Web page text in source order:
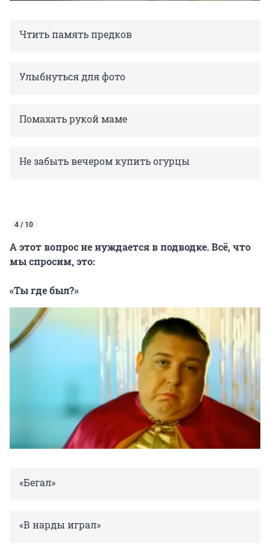
Чтить память предков
Улыбнуться для фото
Помахать рукой маме
Не забыть вечером купить огурцы
4 / 10
А этот вопрос не нуждается в подводке. Всё, что
мы спросим, это:
«Ты где был?»
«Бегал»
«В нарды играл»